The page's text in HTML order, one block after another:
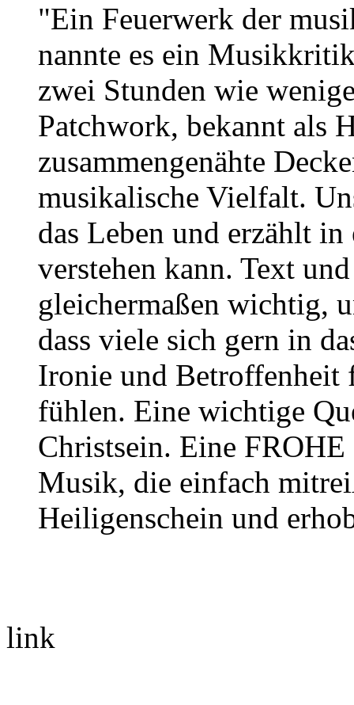
"Ein Feuerwerk der
nannte es ein
zwei Stunden wie
Patchwork, bekannt als
zusammengenähte
musikalische Vielfalt.
das Leben und erzählt
verstehen kann. Text
gleichermaßen wichtig,
dass viele sich gern in
Ironie und Betroffenheit
fühlen. Eine wichtige
Christsein. Eine
Musik, die einfach
Heiligenschein und
link